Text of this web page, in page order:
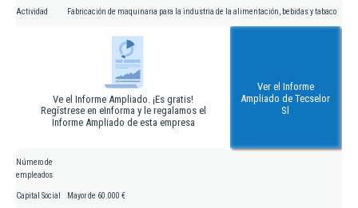
Actividad Fabricación de maquinaria para la industria de la alimentación, bebidas y tabaco
Ve el Informe Ampliado. ¡Es gratis!
Regístrese en eInforma y le regalamos el
Informe Ampliado de esta empresa
Ver el Informe
Ampliado de Tecselor
Sl
Número de
empleados
Capital Social Mayor de 60.000 €